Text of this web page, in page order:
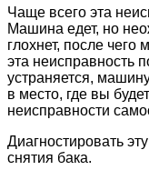
Чаще всего эта
Машина едет, но
глохнет, после
эта неисправность
устраняется,
в место, где вы
неисправности
Диагностировать
снятия бака.